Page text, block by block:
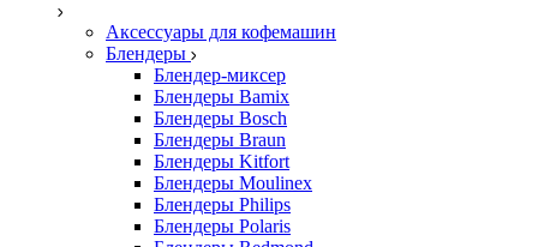
Аксессуары для кофемашин
Блендеры
Блендер-миксер
Блендеры Bamix
Блендеры Bosch
Блендеры Braun
Блендеры Kitfort
Блендеры Moulinex
Блендеры Philips
Блендеры Polaris